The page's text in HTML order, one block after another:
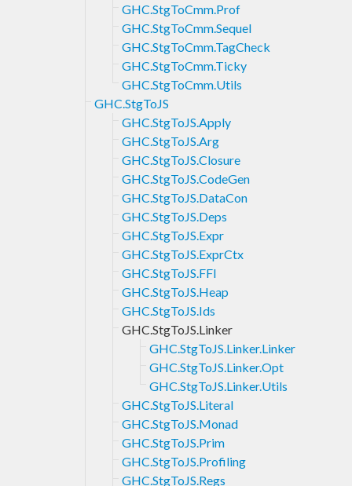
GHC.StgToCmm.Prof
GHC.StgToCmm.Sequel
GHC.StgToCmm.TagCheck
GHC.StgToCmm.Ticky
GHC.StgToCmm.Utils
GHC.StgToJS
GHC.StgToJS.Apply
GHC.StgToJS.Arg
GHC.StgToJS.Closure
GHC.StgToJS.CodeGen
GHC.StgToJS.DataCon
GHC.StgToJS.Deps
GHC.StgToJS.Expr
GHC.StgToJS.ExprCtx
GHC.StgToJS.FFI
GHC.StgToJS.Heap
GHC.StgToJS.Ids
GHC.StgToJS.Linker
GHC.StgToJS.Linker.Linker
GHC.StgToJS.Linker.Opt
GHC.StgToJS.Linker.Utils
GHC.StgToJS.Literal
GHC.StgToJS.Monad
GHC.StgToJS.Prim
GHC.StgToJS.Profiling
GHC.StgToJS.Regs